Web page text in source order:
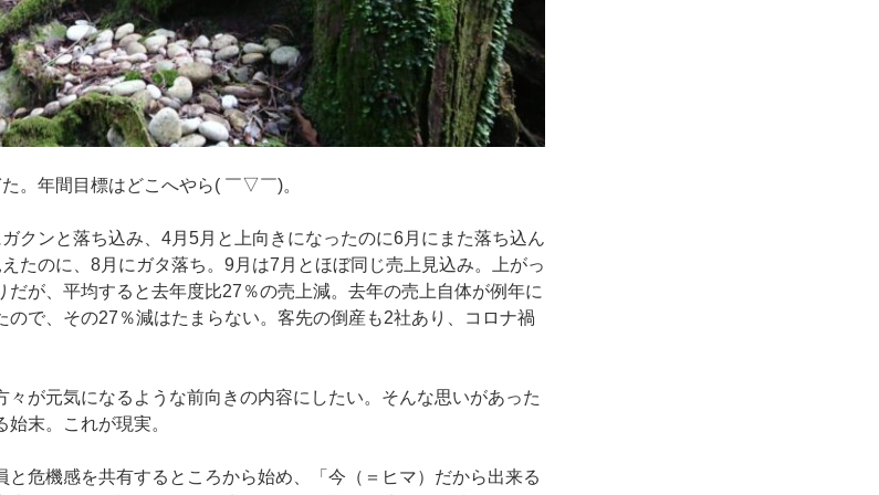
。年間目標はどこへやら( ￣▽￣)。
クンと落ち込み、4月5月と上向きになったのに6月にまた落ち込ん
たのに、8月にガタ落ち。9月は7月とほぼ同じ売上見込み。上がっ
だが、平均すると去年度比27％の売上減。去年の売上自体が例年に
ので、その27％減はたまらない。客先の倒産も2社あり、コロナ禍
々が元気になるような前向きの内容にしたい。そんな思いがあった
末。これが現実。
と危機感を共有するところから始め、「今（＝ヒマ）だから出来る